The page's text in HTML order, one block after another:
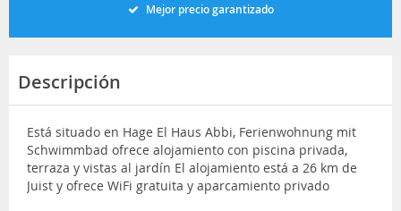
Mejor precio garantizado
Descripción
Está situado en Hage El Haus Abbi, Ferienwohnung mit
Schwimmbad ofrece alojamiento con piscina privada,
terraza y vistas al jardín El alojamiento está a 26 km de
Juist y ofrece WiFi gratuita y aparcamiento privado